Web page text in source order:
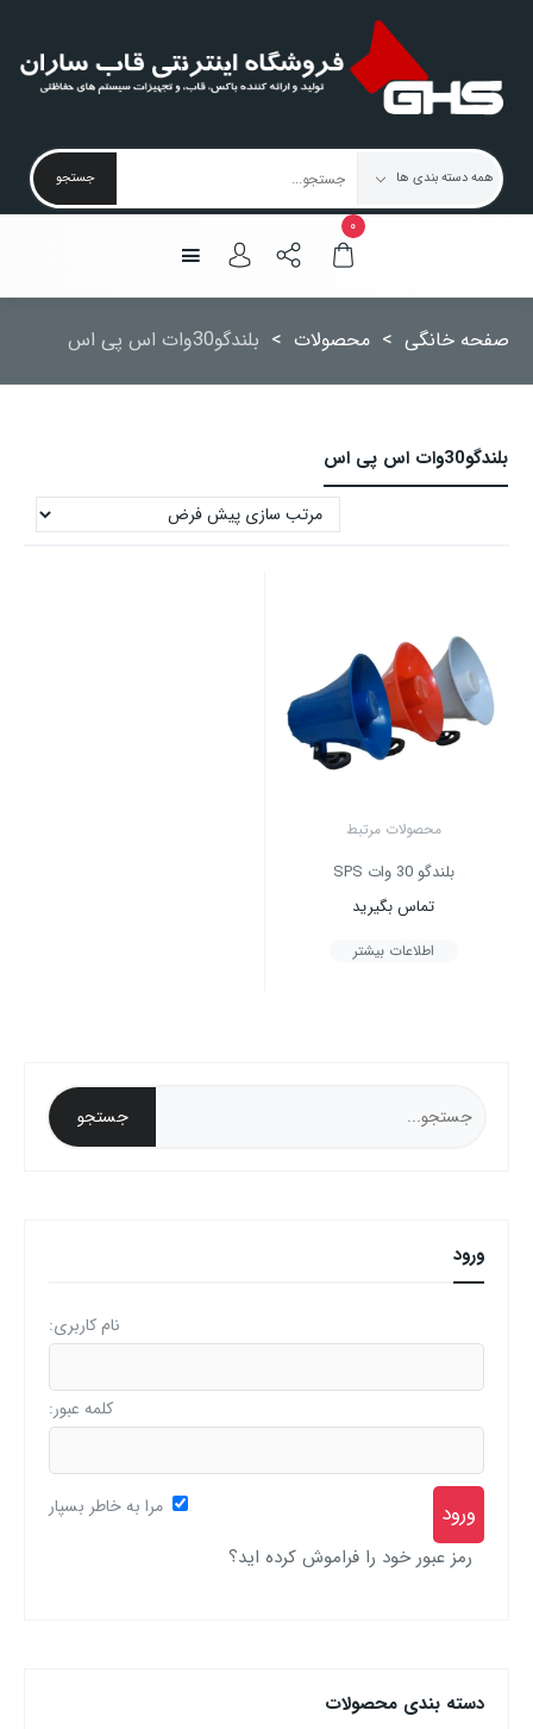
۰
صفحه خانگی > محصولات > بلندگو30وات اس پی اس
بلندگو30وات اس پی اس
محصولات مرتبط
بلندگو 30 وات SPS
تماس بگیرید
اطلاعات بیشتر
ورود
نام کاربری:
کلمه عبور:
مرا به خاطر بسپار
رمز عبور خود را فراموش کرده اید؟
دسته‌ بندی محصولات